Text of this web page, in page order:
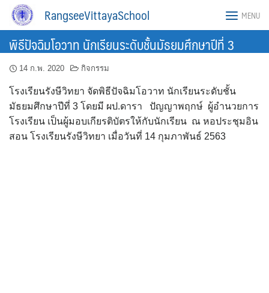
Skip
content
RangseeVittayaSchool MENU
พิธีปัจฉิมโอวาท นักเรียนระดับชั้นมัธยมศึกษาปีที่ 3
14 ก.พ. 2020 กิจกรรม
โรงเรียนรังษีวิทยา จัดพิธีปัจฉิมโอวาท นักเรียนระดับชั้น
มัธยมศึกษาปีที่ 3 โดยมี ผป.ดารา ปัญญาพฤกษ์ ผู้อำนวยการ
โรงเรียน เป็นผู้มอบเกียรติบัตรให้กับนักเรียน ณ หอประชุมอิน
สอน โรงเรียนรังษีวิทยา เมื่อวันที่ 14 กุมภาพันธ์ 2563